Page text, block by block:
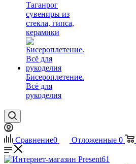
Таганрог
сувениры из
стекла, гипса,
керамики
Бисероплетение.
Всё для
рукоделия
Сравнение0 Отложенные 0